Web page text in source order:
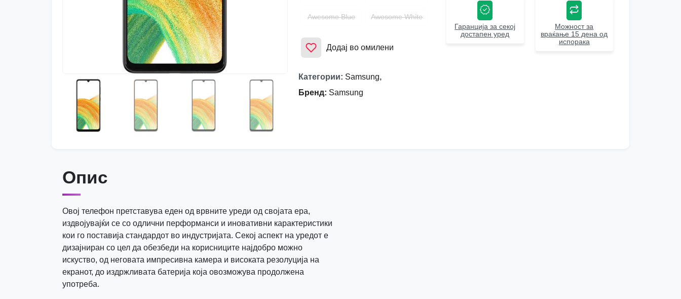
Awesome Blue Awesome White
Додај во омилени
Категории: Samsung,
Бренд: Samsung
Гаранција за секој
достапен уред
Можност за
враќање 15 дена од
испорака
Опис
Овој телефон претставува еден од врвните уреди од својата ера,
издвојувајќи се со одлични перформанси и иновативни карактеристики
кои го поставија стандардот во индустријата. Секој аспект на уредот е
дизајниран со цел да обезбеди на корисниците најдобро можно
искуство, од неговата импресивна камера и високата резолуција на
екранот, до издржливата батерија која овозможува продолжена
употреба.